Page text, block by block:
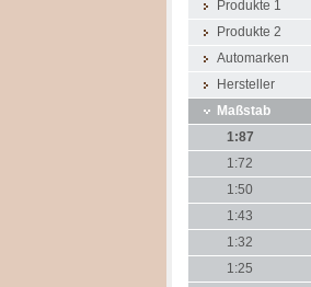
Produkte 1
Produkte 2
Automarken
Hersteller
Maßstab
1:87
1:72
1:50
1:43
1:32
1:25